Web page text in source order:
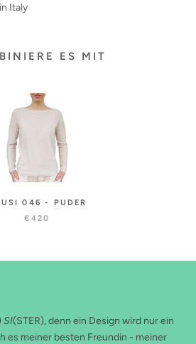
Italy
ES MIT
046 - PUDER
€420
SI(STER), denn ein Design wird nur ein
es meiner besten Freundin - meiner